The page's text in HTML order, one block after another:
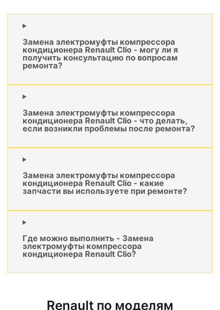
Замена электромуфты компрессора
кондиционера Renault Clio - могу ли я
получить консультацию по вопросам
ремонта?
Замена электромуфты компрессора
кондиционера Renault Clio - что делать,
если возникли проблемы после ремонта?
Замена электромуфты компрессора
кондиционера Renault Clio - какие
запчасти вы используете при ремонте?
Где можно выполнить - Замена
электромуфты компрессора
кондиционера Renault Clio?
Renault по моделям